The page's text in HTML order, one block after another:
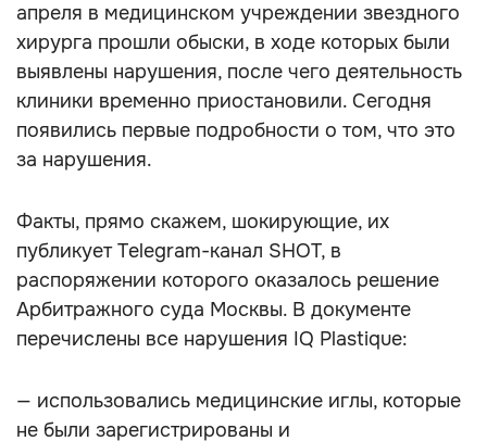
апреля в медицинском учреждении звездного
хирурга прошли обыски, в ходе которых были
выявлены нарушения, после чего деятельность
клиники временно приостановили. Сегодня
появились первые подробности о том, что это
за нарушения.
Факты, прямо скажем, шокирующие, их
публикует Telegram-канал SHOT, в
распоряжении которого оказалось решение
Арбитражного суда Москвы. В документе
перечислены все нарушения IQ Plastique:
— использовались медицинские иглы, которые
не были зарегистрированы и